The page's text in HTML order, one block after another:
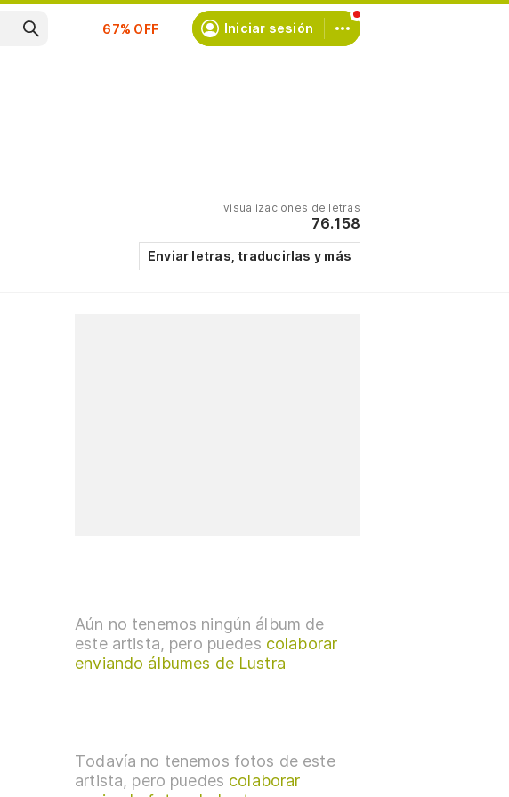
Iniciar sesión
visualizaciones de letras
76.158
Enviar letras, traducirlas y más
Aún no tenemos ningún álbum de
este artista, pero puedes colaborar
enviando álbumes de Lustra
Todavía no tenemos fotos de este
artista, pero puedes colaborar